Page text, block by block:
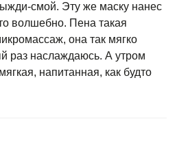
смой. Эту же маску нанес
волшебно. Пена такая
она так мягко
раз наслаждаюсь. А утром
напитанная, как будто